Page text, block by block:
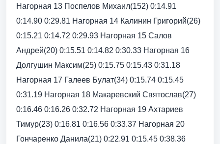
Нагорная 13 Поспелов Михаил(152) 0:14.91
0:14.90 0:29.81 Нагорная 14 Калинин Григорий(26)
0:15.21 0:14.72 0:29.93 Нагорная 15 Салов
Андрей(20) 0:15.51 0:14.82 0:30.33 Нагорная 16
Долгушин Максим(25) 0:15.75 0:15.43 0:31.18
Нагорная 17 Галеев Булат(34) 0:15.74 0:15.45
0:31.19 Нагорная 18 Макаревский Святослав(27)
0:16.46 0:16.26 0:32.72 Нагорная 19 Ахтариев
Тимур(23) 0:16.81 0:16.56 0:33.37 Нагорная 20
Гончаренко Данила(21) 0:22.91 0:15.45 0:38.36